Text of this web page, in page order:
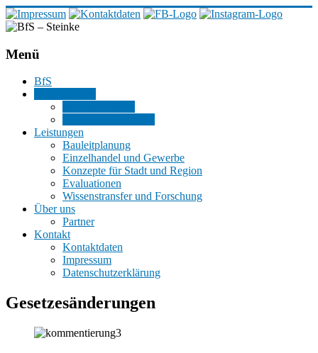
BfS
Steinke
Büro
Stadtplanung
Menü
BfS
Leistungen
Bauleitplanung
Einzelhandel und Gewerbe
Konzepte für Stadt und Region
Evaluationen
Wissenstransfer und Forschung
Über uns
Partner
Kontakt
Kontaktdaten
Impressum
Datenschutzerklärung
Gesetzesänderungen